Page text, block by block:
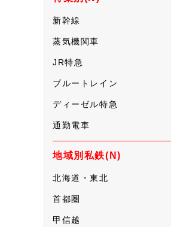
新幹線
蒸気機関車
JR特急
ブルートレイン
ディーゼル特急
通勤電車
地域別私鉄(N)
北海道・東北
首都圏
甲信越